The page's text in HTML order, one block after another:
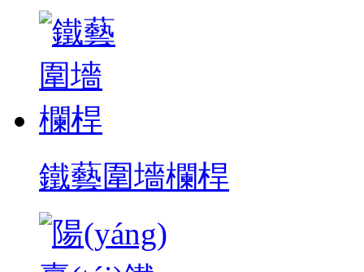
鐵藝圍墻欄桿